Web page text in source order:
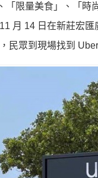
「限量美食」、「時
月 14 日在新莊宏
民眾到現場找到